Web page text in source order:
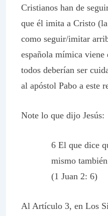
Cristianos han de
que él imita a Cristo
como seguir/imitar
española mímica viene
todos deberían ser
al apóstol Pabo a este
Note lo que dijo Jesús:
6 El que dice
mismo
(1 Juan 2: 6)
Al Artículo 3, en Los